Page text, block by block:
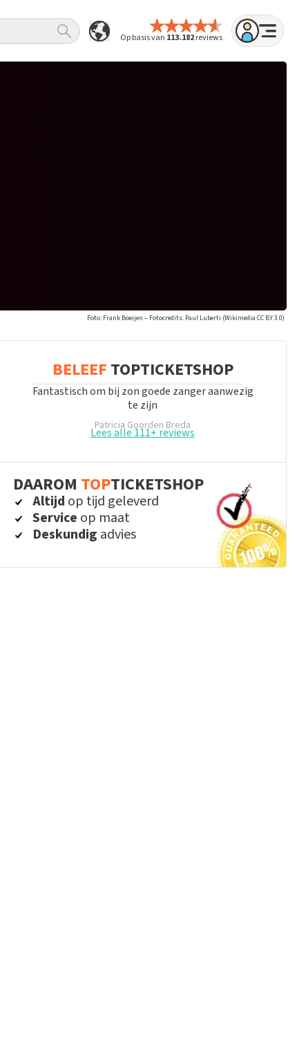
Op basis van 113.182reviews
Foto: Frank Boeijen – Fotocredits: Paul Luberti (Wikimedia CC BY 3.0)
BELEEF TOPTICKETSHOP
Fantastisch om bij zon goede zanger aanwezig
te zijn
Patricia Goorden Breda
Lees alle 111+ reviews
DAAROM TOPTICKETSHOP
Altijd op tijd geleverd
Service op maat
Deskundig advies